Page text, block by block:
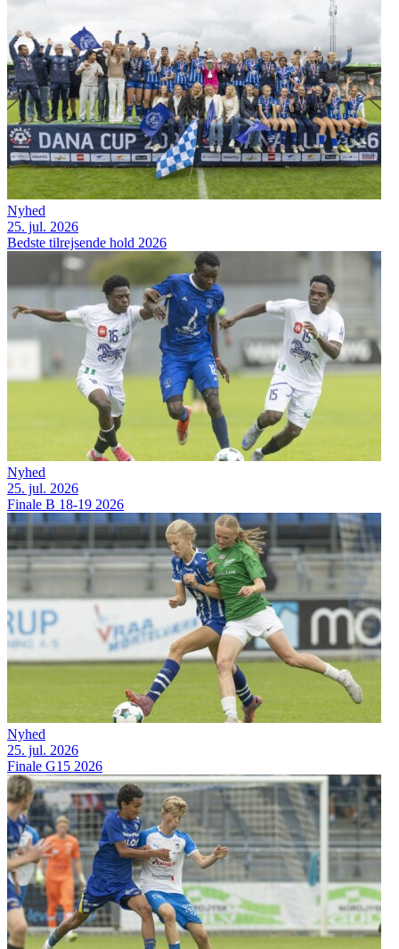
Nyhed
25. jul. 2026
Bedste tilrejsende hold 2026
Nyhed
25. jul. 2026
Finale B 18-19 2026
Nyhed
25. jul. 2026
Finale G15 2026